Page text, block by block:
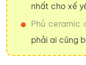
nhất cho xế
Phủ ceramic
phải ai cũng